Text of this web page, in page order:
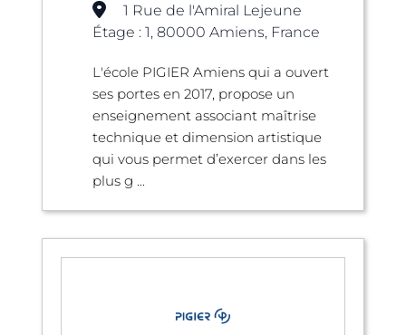
1 Rue de l'Amiral Lejeune
Étage : 1, 80000 Amiens, France
L'école PIGIER Amiens qui a ouvert
ses portes en 2017, propose un
enseignement associant maîtrise
technique et dimension artistique
qui vous permet d’exercer dans les
plus g ...